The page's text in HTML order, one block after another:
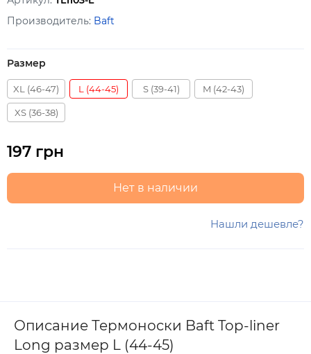
Производитель: Baft
Размер
XL (46-47) L (44-45) S (39-41) M (42-43)
XS (36-38)
197 грн
Нет в наличии
Нашли дешевле?
Описание Термоноски Baft Top-liner
Long размер L (44-45)